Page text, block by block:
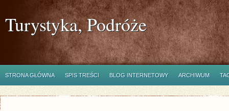
Turystyka, Podróże
STRONA GŁÓWNA SPIS TREŚCI BLOG INTERNETOWY ARCHIWUM